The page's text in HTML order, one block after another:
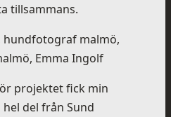
tillsammans.
projektet fick min
del från Sund